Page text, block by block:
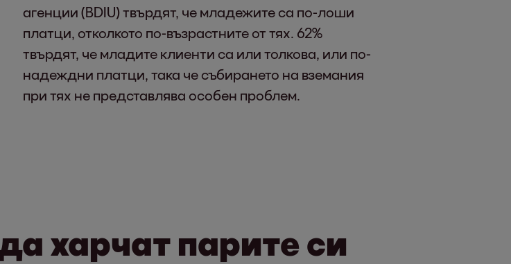
агенции (BDIU) твърдят, че младежите са по-лоши
платци, отколкото по-възрастните от тях. 62%
твърдят, че младите клиенти са или толкова, или по-
надеждни платци, така че събирането на вземания
при тях не представлява особен проблем.
харчат парите си